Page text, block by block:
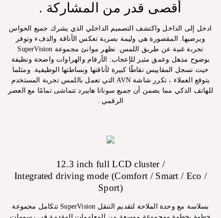
أقصى قدر من المشاركة .
ادخل إلى الداخل واكتشف التصميم الداخلي الذي يشرك جميع الحواس
ويرضيها. المقصورة هي وليمة بصرية تعكس الأناقة والدفء وتوفر
تجربة غنية عن طريق اللمس. تظهر موانئ مجموعة SuperVision
بوضوح مذهل وعمق مثير للإعجاب: الأرقام والهراوات واضحة ونظيفة
حيث تسجل المقاييس نقاطًا كبيرة لأناقتها وبساطتها الوظيفية. ومثلما
يتوقع العملاء ، تكرر شاشة AVN التي تعمل باللمس تجربة المستخدم
للهاتف الذكي مما يضمن أن جميع سوناتا هايبرد تتماشى تمامًا مع العصر
الرقمي .
12.3 inch full LCD cluster /
Integrated driving mode (Comfort / Smart / Eco /
Sport)
تتكامل مجموعة SuperVision بسلاسة مع وحدة الملاحة لتقديم التنقل